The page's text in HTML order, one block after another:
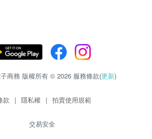
商務 版權所有 © 2026 服務條款(更新)
款 | 隱私權 | 拍賣使用規範
交易安全